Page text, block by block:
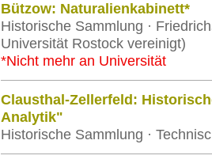
Bützow: Naturalienkabinett*
Historische Sammlung ·
Universität Rostock vereinigt)
*Nicht mehr an Universität
Clausthal-Zellerfeld:
Analytik"
Historische Sammlung ·